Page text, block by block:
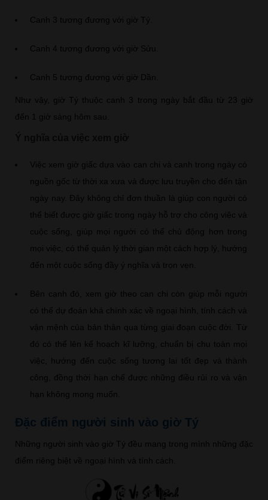
Canh 3 tương đương với giờ Tý.
Canh 4 tương đương với giờ Sửu.
Canh 5 tương đương với giờ Dần.
Như vậy, giờ Tý thuộc canh 3 trong ngày bắt đầu từ 23 giờ
đến 1 giờ sáng hôm sau.
Việc xem giờ giấc dựa vào can chi và canh trong ngày có
nguồn gốc từ thời xa xưa và được lưu truyền cho đến tận
ngày nay. Đây không chỉ đơn thuần là giúp con người có
thể biết được giờ giấc trong ngày hỗ trợ cho công việc và
cuộc sống, giúp mọi người có thể chủ động hơn trong
mọi việc, có thể quản lý thời gian một cách hợp lý, hướng
đến một cuộc sống đầy ý nghĩa và trọn vẹn.
Bên cạnh đó, xem giờ theo can chi còn giúp mỗi người
có thể dự đoán khá chính xác về ngoại hình, tính cách và
vận mệnh của bản thân qua từng giai đoạn cuộc đời. Từ
đó có thể lên kế hoạch kĩ lưỡng, chuẩn bị chu toàn mọi
việc, hướng đến cuộc sống tương lai tốt đẹp và thành
công, đồng thời hạn chế được những điều rủi ro và vận
hạn không mong muốn.
Đặc điểm người sinh vào giờ Tý
Những người sinh vào giờ Tý đều mang trong mình những đặc
điểm riêng biệt về ngoại hình và tính cách.